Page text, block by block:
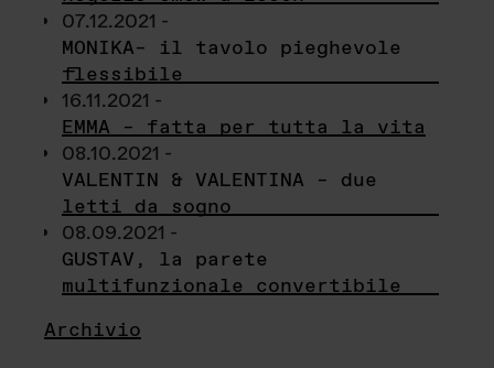
07.12.2021 -
MONIKA– il tavolo pieghevole
flessibile
16.11.2021 -
EMMA – fatta per tutta la vita
08.10.2021 -
VALENTIN & VALENTINA – due
letti da sogno
08.09.2021 -
GUSTAV, la parete
multifunzionale convertibile
Archivio